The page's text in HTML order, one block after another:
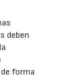
deben
forma